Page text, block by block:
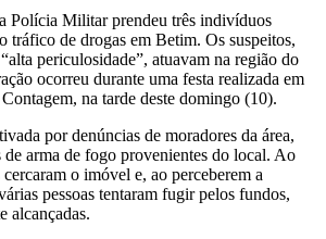
Polícia Militar prendeu três indivíduos
tráfico de drogas em Betim. Os suspeitos,
periculosidade”, atuavam na região do
ocorreu durante uma festa realizada em
na tarde deste domingo (10).
por denúncias de moradores da área,
de arma de fogo provenientes do local. Ao
o imóvel e, ao perceberem a
pessoas tentaram fugir pelos fundos,
alcançadas.